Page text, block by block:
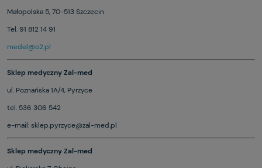
Małopolska 5, 70-513 Szczecin
Tel. 91 812 14 91
medel@o2.pl
Sklep medyczny Zal-med
ul. Poznańska 1A/4, Pyrzyce
tel. 536 306 542
e-mail: sklep.pyrzyce@zal-med.pl
Sklep medyczny Zal-med